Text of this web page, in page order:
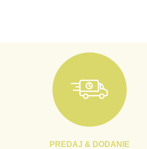
PREDAJ & DODANIE